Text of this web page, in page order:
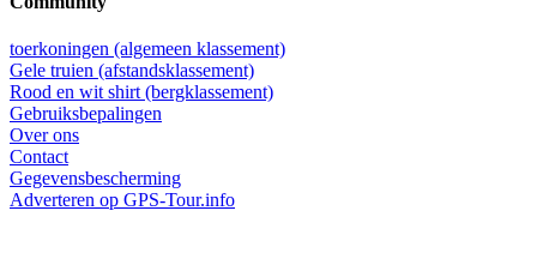
toerkoningen (algemeen klassement)
Gele truien (afstandsklassement)
Rood en wit shirt (bergklassement)
Gebruiksbepalingen
Over ons
Contact
Gegevensbescherming
Adverteren op GPS-Tour.info